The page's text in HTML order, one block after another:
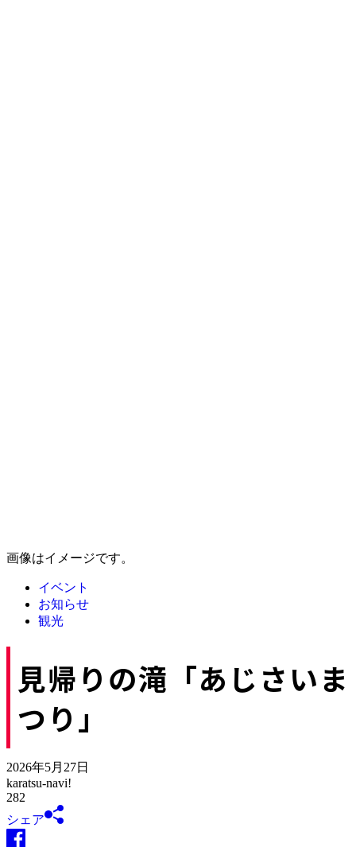
画像はイメージです。
イベント
お知らせ
観光
見帰りの滝「あじさいま
つり」
2026年5月27日
karatsu-navi!
282
シェア